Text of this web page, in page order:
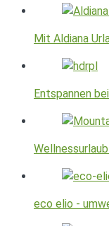
Mit Aldiana
Entspannen
eco elio -